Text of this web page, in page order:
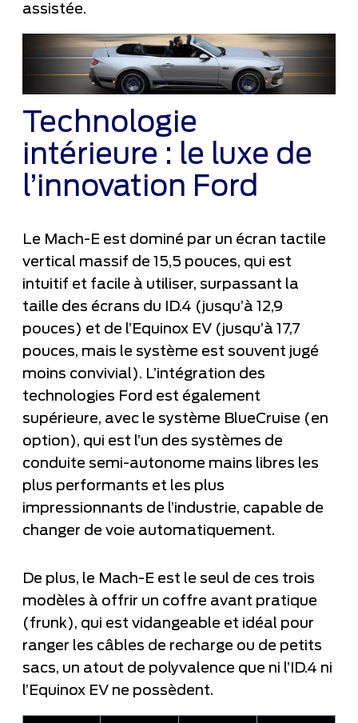
assistée.
Technologie
intérieure : le luxe de
l’innovation Ford
Le Mach-E est dominé par un écran tactile
vertical massif de 15,5 pouces, qui est
intuitif et facile à utiliser, surpassant la
taille des écrans du ID.4 (jusqu’à 12,9
pouces) et de l’Equinox EV (jusqu’à 17,7
pouces, mais le système est souvent jugé
moins convivial). L’intégration des
technologies Ford est également
supérieure, avec le système BlueCruise (en
option), qui est l’un des systèmes de
conduite semi-autonome mains libres les
plus performants et les plus
impressionnants de l’industrie, capable de
changer de voie automatiquement.
De plus, le Mach-E est le seul de ces trois
modèles à offrir un coffre avant pratique
(frunk), qui est vidangeable et idéal pour
ranger les câbles de recharge ou de petits
sacs, un atout de polyvalence que ni l’ID.4 ni
l’Equinox EV ne possèdent.